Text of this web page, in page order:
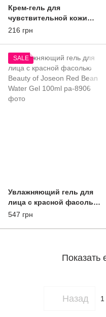
Крем-гель для
чувствительной кожи
лечащий с экстрактом
216 грн
SALE
Увлажняющий гель для
лица с красной фасолью
Beauty of Joseon Red Bean
547 грн
Показать
Назад 1